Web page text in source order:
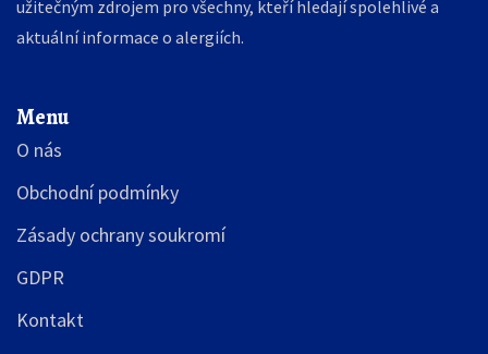
užitečným zdrojem pro všechny, kteří hledají spolehlivé a
aktuální informace o alergiích.
Menu
O nás
Obchodní podmínky
Zásady ochrany soukromí
GDPR
Kontakt